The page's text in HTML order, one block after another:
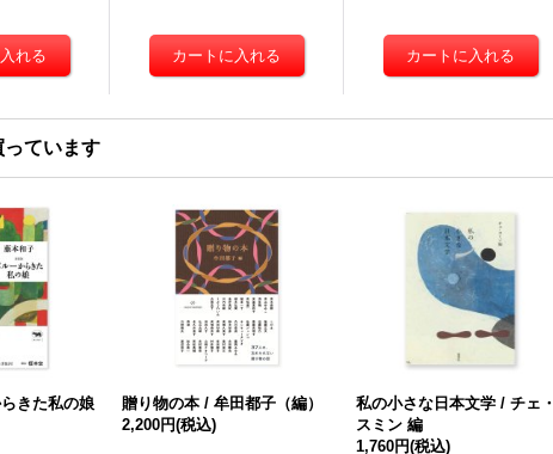
ています
きた私の娘
贈り物の本 / 牟田都子（編）
2,200円(税込)
私の小さな日本文学 / チェ・
スミン 編
1,760円(税込)